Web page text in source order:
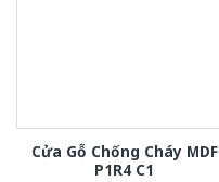
Cửa Gỗ Chống Cháy MDF
P1R4 C1